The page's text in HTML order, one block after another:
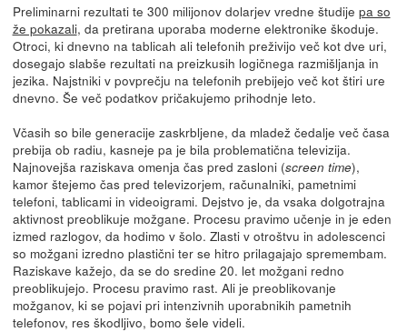
Preliminarni rezultati te 300 milijonov dolarjev vredne študije pa so
že pokazali, da pretirana uporaba moderne elektronike škoduje.
Otroci, ki dnevno na tablicah ali telefonih preživijo več kot dve uri,
dosegajo slabše rezultati na preizkusih logičnega razmišljanja in
jezika. Najstniki v povprečju na telefonih prebijejo več kot štiri ure
dnevno. Še več podatkov pričakujemo prihodnje leto.
Včasih so bile generacije zaskrbljene, da mladež čedalje več časa
prebija ob radiu, kasneje pa je bila problematična televizija.
Najnovejša raziskava omenja čas pred zasloni (screen time),
kamor štejemo čas pred televizorjem, računalniki, pametnimi
telefoni, tablicami in videoigrami. Dejstvo je, da vsaka dolgotrajna
aktivnost preoblikuje možgane. Procesu pravimo učenje in je eden
izmed razlogov, da hodimo v šolo. Zlasti v otroštvu in adolescenci
so možgani izredno plastični ter se hitro prilagajajo spremembam.
Raziskave kažejo, da se do sredine 20. let možgani redno
preoblikujejo. Procesu pravimo rast. Ali je preoblikovanje
možganov, ki se pojavi pri intenzivnih uporabnikih pametnih
telefonov, res škodljivo, bomo šele videli.